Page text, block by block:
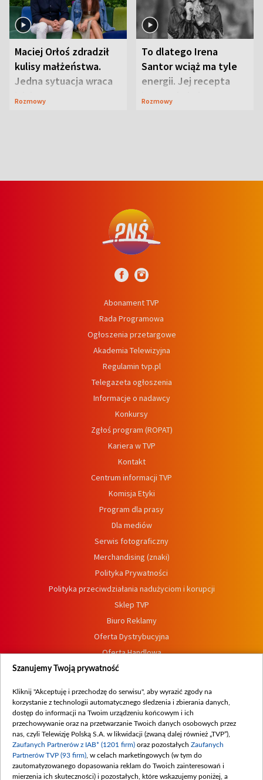
Maciej Orłoś zdradził
kulisy małżeństwa.
Jedna sytuacja wraca
jak bumerang
Rozmowy
To dlatego Irena
Santor wciąż ma tyle
energii. Jej recepta
jest zaskakująco
Rozmowy
Abonament TVP
Rada Programowa
Ogłoszenia przetargowe
Akademia Telewizyjna
Regulamin tvp.pl
Telegazeta ogłoszenia
Informacje o nadawcy
Konkursy
Zgłoś program (ROPAT)
Kariera w TVP
Kontakt
Centrum informacji TVP
Komisja Etyki
Program dla prasy
Dla mediów
Serwis fotograficzny
Merchandising (znaki)
Polityka Prywatności
Polityka przeciwdziałania nadużyciom i korupcji
Sklep TVP
Biuro Reklamy
Oferta Dystrybucyjna
Oferta Handlowa
Dostępność
Procedura zgłoszeń wewnętrznych
Szanujemy Twoją prywatność
Kliknij "Akceptuję i przechodzę do serwisu", aby wyrazić zgody na
korzystanie z technologii automatycznego śledzenia i zbierania danych,
dostęp do informacji na Twoim urządzeniu końcowym i ich
przechowywanie oraz na przetwarzanie Twoich danych osobowych przez
nas, czyli Telewizję Polską S.A. w likwidacji (zwaną dalej również „TVP”),
Zaufanych Partnerów z IAB* (1201 firm) oraz pozostałych Zaufanych
Partnerów TVP (93 firm) , w celach marketingowych (w tym do
zautomatyzowanego dopasowania reklam do Twoich zainteresowań i
mierzenia ich skuteczności) i pozostałych, które wskazujemy poniżej, a